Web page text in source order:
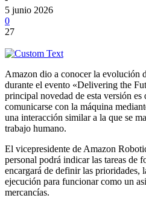
5 junio 2026
0
27
Amazon dio a conocer la evolución
durante el evento «Delivering the
principal novedad de esta versión es
comunicarse con la máquina
una interacción similar a la que se
trabajo humano.
El vicepresidente de Amazon
personal podrá indicar las tareas de
encargará de definir las prioridades,
ejecución para funcionar como un
mercancías.